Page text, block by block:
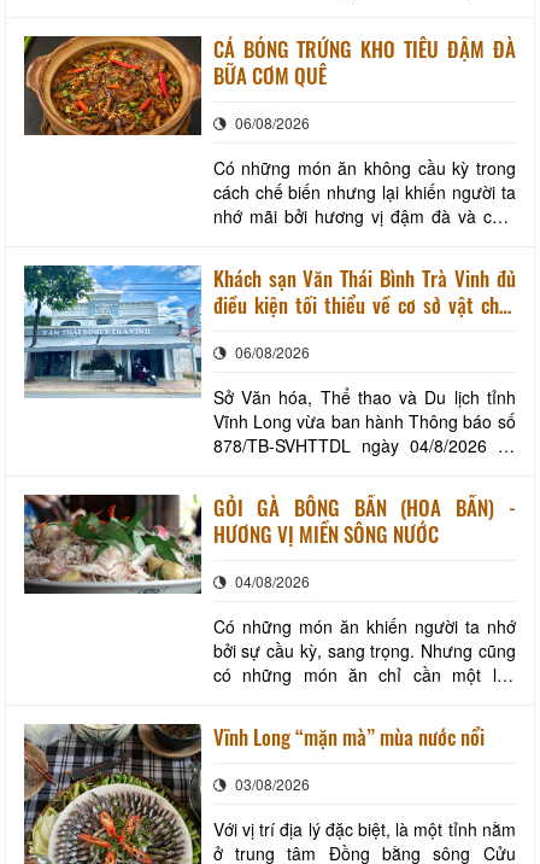
chú trọng tại các cơ sở giáo dục và
doanh nghiệp kinh doanh du lịch trên
địa bàn tỉnh. Không chỉ giúp học sinh
thành kỹ năng s
CÁ BÓNG TRỨNG KHO TIÊU ĐẬM ĐÀ
BỮA CƠM QUÊ
06/08/2026
Có những món ăn không cầu kỳ trong
cách chế biến nhưng lại khiến người ta
nhớ mãi bởi hương vị đậm đà và cảm
cần nồi cá kho vừa nhấc xuống khỏi
bếp, mùi tiêu cay nồng hòa cùng
hương nước mắm, tỏi, hành và vị ngọt
quê trở nên ấ
Khách sạn Văn Thái Bình Trà Vinh đủ
điều kiện tối thiểu về cơ sở vật chất
du lịch
06/08/2026
Sở Văn hóa, Thể thao và Du lịch tỉnh
Vĩnh Long vừa ban hành Thông báo số
878/TB-SVHTTDL ngày 04/8/2026 về
về cơ sở vật chất kỹ thuật và dịch vụ
của cơ sở lưu trú du lịch trên địa bàn
tỉnh Vĩnh Long đối với Khách sạn Văn
GỎI GÀ BÔNG BẦN (HOA BẦN) -
HƯƠNG VỊ MIỀN SÔNG NƯỚC
04/08/2026
Có những món ăn khiến người ta nhớ
bởi sự cầu kỳ, sang trọng. Nhưng cũng
có những món ăn chỉ cần một lần
bởi sự mộc mạc và chân tình. Với du
khách, gỏi gà hoa bần (hay còn theo
gỏi gà bông bần) là một món ăn ngon
kết hợp h
Vĩnh Long “mặn mà” mùa nước nổi
03/08/2026
Với vị trí địa lý đặc biệt, là một tỉnh nằm
ở trung tâm Đồng bằng sông Cửu